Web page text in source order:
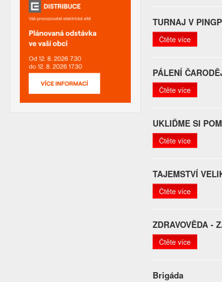
TURNAJ V
Čtěte více
PÁLENÍ
Čtěte více
UKLIĎME SI
Čtěte více
TAJEMSTVÍ
Čtěte více
ZDRAVOVĚDA -
Čtěte více
Brigáda